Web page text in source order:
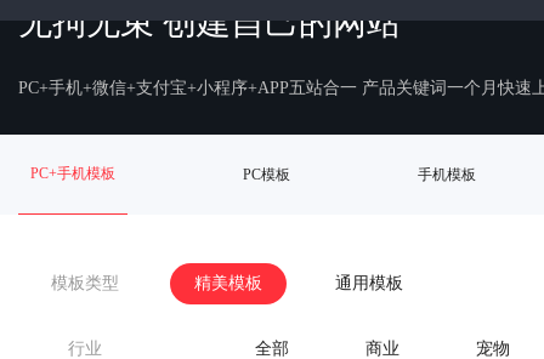
无拘无束 创建自己的网站
PC+手机+微信+支付宝+小程序+APP五站合一 产品关键词一个月快速
PC+手机模板 PC模板 手机模板
模板类型 精美模板 通用模板
行业 全部 商业 宠物